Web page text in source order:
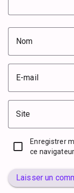
Nom
E-mail
Site
Enregistrer
ce
Laisser un